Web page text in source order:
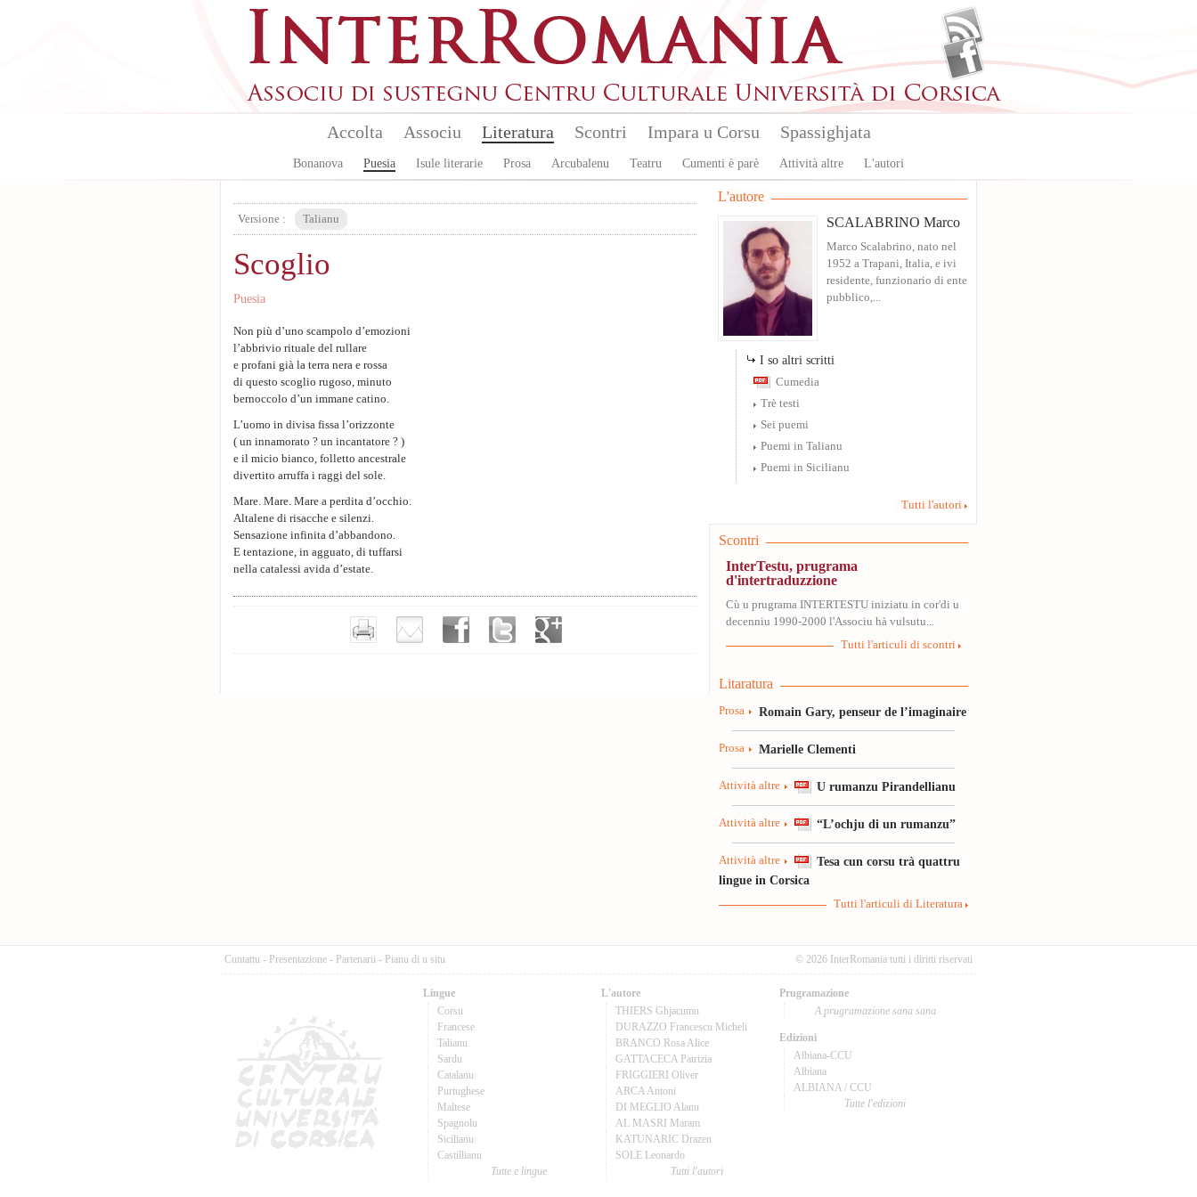
Accolta Associu Literatura
Bonanova Puesia Isule literarie Prosa Arcubalenu Teatru Cumenti è parè Attività altre L'autori
Scontri Impara u Corsu Spassighjata
Versione : Talianu
Scoglio
Puesia
Non più d’uno scampolo d’emozioni
l’abbrivio rituale del rullare
e profani già la terra nera e rossa
di questo scoglio rugoso, minuto
bernoccolo d’un immane catino.
L’uomo in divisa fissa l’orizzonte
( un innamorato ? un incantatore ? )
e il micio bianco, folletto ancestrale
divertito arruffa i raggi del sole.
Mare. Mare. Mare a perdita d’occhio.
Altalene di risacche e silenzi.
Sensazione infinita d’abbandono.
E tentazione, in agguato, di tuffarsi
nella catalessi avida d’estate.
L'autore
SCALABRINO Marco
Marco Scalabrino, nato nel
1952 a Trapani, Italia, e ivi
residente, funzionario di ente
pubblico,...
I so altri scritti
Cumedia
Trè testi
Sei puemi
Puemi in Talianu
Puemi in Sicilianu
Tutti l'autori
Scontri
InterTestu, prugrama
d'intertraduzzione
Cù u prugrama INTERTESTU iniziatu in cor'di u
decenniu 1990-2000 l'Associu hà vulsutu...
Tutti l'articuli di scontri
Litaratura
Prosa Romain Gary, penseur de l’imaginaire
Prosa Marielle Clementi
Attività altre U rumanzu Pirandellianu
Attività altre “L’ochju di un rumanzu”
Attività altre
Tesa cun corsu trà quattru
lingue in Corsica
Tutti l'articuli di Literatura
Cuntattu - Presentazione - Partenarii - Pianu di u situ © 2026 InterRomania tutti i diritti riservati
Lingue
Corsu
Francese
Talianu
Sardu
Catalanu
Purtughese
Maltese
Spagnolu
Sicilianu
Castillianu
Tutte e lingue
L'autore
THIERS Ghjacumu
DURAZZO Francescu Micheli
BRANCO Rosa Alice
GATTACECA Patrizia
FRIGGIERI Oliver
ARCA Antoni
DI MEGLIO Alanu
AL MASRI Maram
KATUNARIC Drazen
SOLE Leonardo
Tutti l'autori
Prugramazione
A prugramazione sana sana
Edizioni
Albiana-CCU
Albiana
ALBIANA / CCU
Tutte l'edizioni